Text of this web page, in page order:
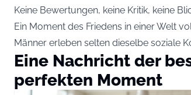
Keine Bewertungen, keine Kritik, keine
Ein Moment des Friedens in einer Welt
Männer erleben selten dieselbe soziale
Eine Nachricht der
perfekten Moment